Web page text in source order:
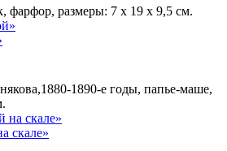
фарфор, размеры: 7 х 19 х 9,5 см.
1890-е годы, папье-маше,
скале»